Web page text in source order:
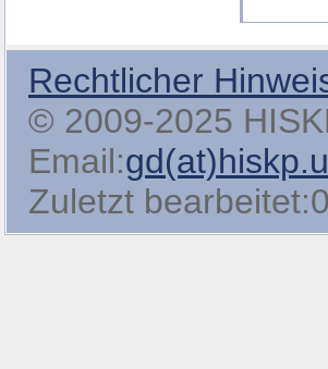
Rechtlicher
© 2009-2025
Email:
Zuletzt